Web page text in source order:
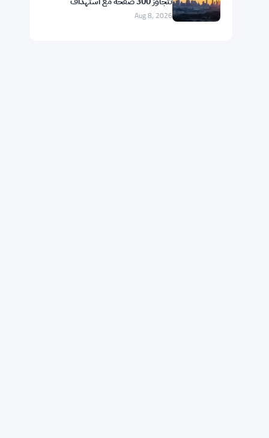
مؤسس نانسن أليكس سفانفيك يتوقع